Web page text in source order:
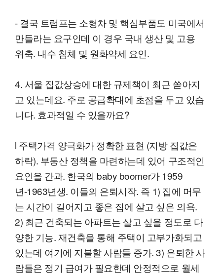
- 결국 트럼프는 소형차 및 핵심부품도 미국에서
만들라는 요구인데 이 경우 국내 생산 및 고용
위축. 내수 침체 및 원화약세 요인.
4. 서울 집값상승에 대한 규제책이 최근 쏟아지
고 있는데요. 주로 공급확대에 초점을 두고 있습
니다. 효과적일 수 있을까요?
l 주택가격 양극화가 정확한 표현 (지방 집값은
하락). 부동산 정책을 마련하는데 있어 구조적인
요인을 간과. 한국의 baby boomer가 1959
년-1963년생. 이들의 은퇴시작. 즉 1) 집에 머무
는 시간이 길어지고 좋은 집에 살고 싶은 의욕.
2) 최근 건축되는 아파트는 살고 싶을 정도로 다
양한 기능. 재건축을 통해 주택이 고부가화되고
있는데 여기에 지불할 사람들 증가. 3) 은퇴한 사
람들은 정기 급여가 필요한데 안정적으로 월세